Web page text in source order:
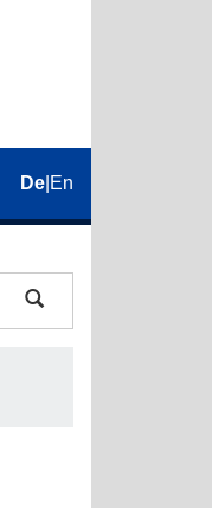
De En